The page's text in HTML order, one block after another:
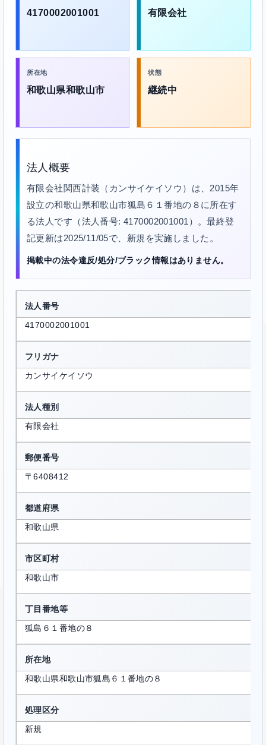
4170002001001 有限会社
所在地
和歌山県和歌山市
状態
継続中
法人概要
有限会社関西計装（カンサイケイソウ）は、2015年
設立の和歌山県和歌山市狐島６１番地の８に所在す
る法人です（法人番号: 4170002001001）。最終登
記更新は2025/11/05で、新規を実施しました。
掲載中の法令違反/処分/ブラック情報はありません。
法人番号
4170002001001
フリガナ
カンサイケイソウ
法人種別
有限会社
郵便番号
〒6408412
都道府県
和歌山県
市区町村
和歌山市
丁目番地等
狐島６１番地の８
所在地
和歌山県和歌山市狐島６１番地の８
処理区分
新規